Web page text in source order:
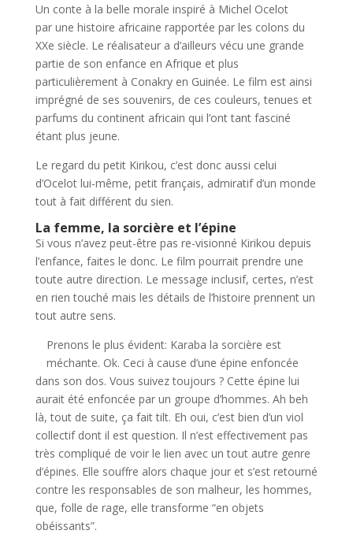
Un conte à la belle morale inspiré à Michel Ocelot
par une histoire africaine rapportée par les colons du
XXe siècle. Le réalisateur a d’ailleurs vécu une grande
partie de son enfance en Afrique et plus
particulièrement à Conakry en Guinée. Le film est ainsi
imprégné de ses souvenirs, de ces couleurs, tenues et
parfums du continent africain qui l’ont tant fasciné
étant plus jeune.
Le regard du petit Kirikou, c’est donc aussi celui
d’Ocelot lui-même, petit français, admiratif d’un monde
tout à fait différent du sien.
La femme, la sorcière et l’épine
Si vous n’avez peut-être pas re-visionné Kirikou depuis
l’enfance, faites le donc. Le film pourrait prendre une
toute autre direction. Le message inclusif, certes, n’est
en rien touché mais les détails de l’histoire prennent un
tout autre sens.
Prenons le plus évident: Karaba la sorcière est
méchante. Ok. Ceci à cause d’une épine enfoncée
dans son dos. Vous suivez toujours ? Cette épine lui
aurait été enfoncée par un groupe d’hommes. Ah beh
là, tout de suite, ça fait tilt. Eh oui, c’est bien d’un viol
collectif dont il est question. Il n’est effectivement pas
très compliqué de voir le lien avec un tout autre genre
d’épines. Elle souffre alors chaque jour et s’est retourné
contre les responsables de son malheur, les hommes,
que, folle de rage, elle transforme “en objets
obéissants”.